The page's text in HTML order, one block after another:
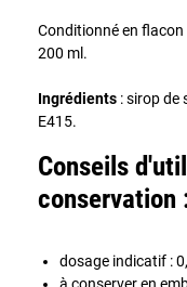
Conditionné en
200 ml.
Ingrédients : sirop de
E415.
Conseils
conservation
dosage indicatif :
à conserver en